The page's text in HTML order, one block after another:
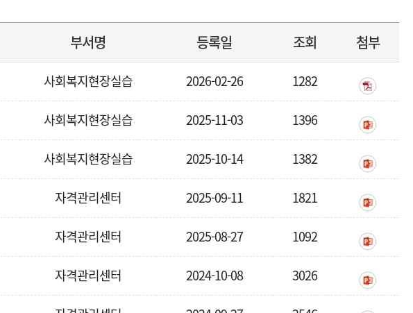
부서명 등록일 조회 첨부
사회복지현장실습 2026-02-26 1282
사회복지현장실습 2025-11-03 1396
사회복지현장실습 2025-10-14 1382
자격관리센터 2025-09-11 1821
자격관리센터 2025-08-27 1092
자격관리센터 2024-10-08 3026